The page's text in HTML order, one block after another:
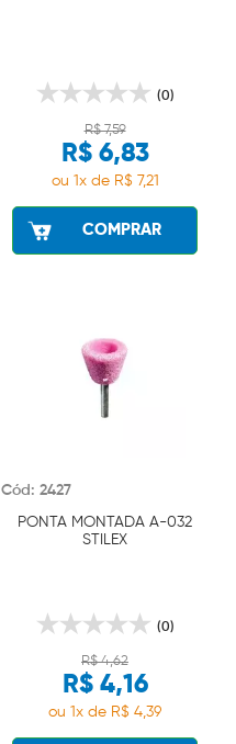
(0)
R$ 7,59
R$ 6,83
ou 1x de R$ 7,21
COMPRAR
Cód: 2427
PONTA MONTADA A-032
STILEX
(0)
R$ 4,62
R$ 4,16
ou 1x de R$ 4,39